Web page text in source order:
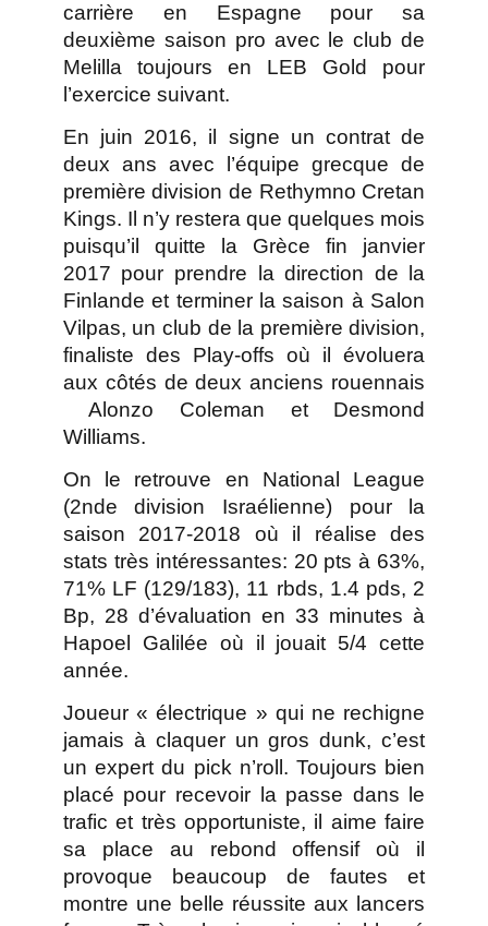
carrière en Espagne pour sa
deuxième saison pro avec le club de
Melilla toujours en LEB Gold pour
l’exercice suivant.
En juin 2016, il signe un contrat de
deux ans avec l’équipe grecque de
première division de Rethymno Cretan
Kings. Il n’y restera que quelques mois
puisqu’il quitte la Grèce fin janvier
2017 pour prendre la direction de la
Finlande et terminer la saison à Salon
Vilpas, un club de la première division,
finaliste des Play-offs où il évoluera
aux côtés de deux anciens rouennais
Alonzo Coleman et Desmond
Williams.
On le retrouve en National League
(2nde division Israélienne) pour la
saison 2017-2018 où il réalise des
stats très intéressantes: 20 pts à 63%,
71% LF (129/183), 11 rbds, 1.4 pds, 2
Bp, 28 d’évaluation en 33 minutes à
Hapoel Galilée où il jouait 5/4 cette
année.
Joueur « électrique » qui ne rechigne
jamais à claquer un gros dunk, c’est
un expert du pick n’roll. Toujours bien
placé pour recevoir la passe dans le
trafic et très opportuniste, il aime faire
sa place au rebond offensif où il
provoque beaucoup de fautes et
montre une belle réussite aux lancers